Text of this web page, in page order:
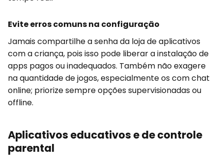
Evite erros comuns na configuração
Jamais compartilhe a senha da loja de aplicativos
com a criança, pois isso pode liberar a instalação de
apps pagos ou inadequados. Também não exagere
na quantidade de jogos, especialmente os com chat
online; priorize sempre opções supervisionadas ou
offline.
Aplicativos educativos e de controle
parental